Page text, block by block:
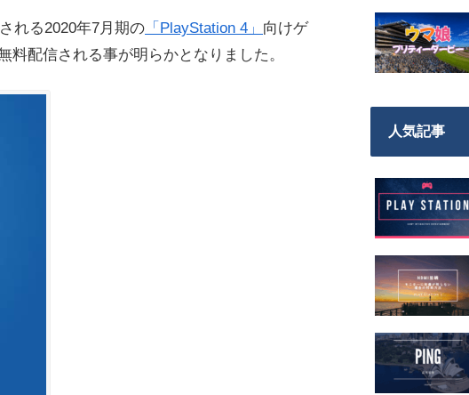
れる2020年7月期の 「PlayStation 4」 向けゲ
料配信される事が明らかとなりました。
人気記事